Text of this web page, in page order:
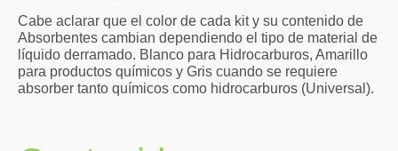
Cabe aclarar que el color de cada kit y su contenido de
Absorbentes cambian dependiendo el tipo de material de
líquido derramado. Blanco para Hidrocarburos, Amarillo
para productos químicos y Gris cuando se requiere
absorber tanto químicos como hidrocarburos (Universal).